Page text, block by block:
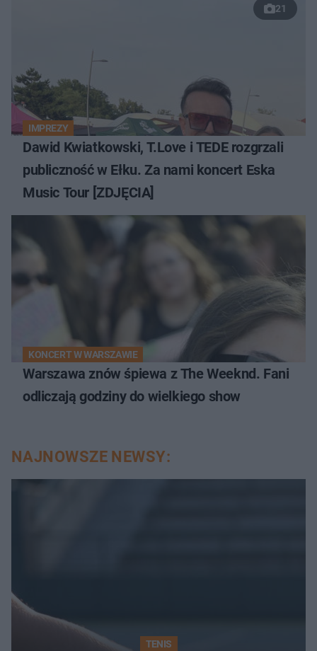
21
IMPREZY
Dawid Kwiatkowski, T.Love i TEDE rozgrzali
publiczność w Ełku. Za nami koncert Eska
Music Tour [ZDJĘCIA]
KONCERT W WARSZAWIE
Warszawa znów śpiewa z The Weeknd. Fani
odliczają godziny do wielkiego show
NAJNOWSZE NEWSY:
TENIS